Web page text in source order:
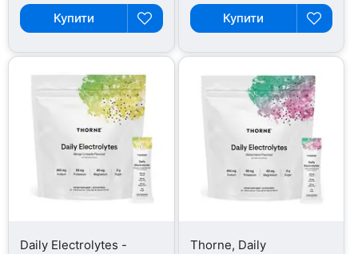
Купити Купити
Daily Electrolytes -
Thorne, Daily